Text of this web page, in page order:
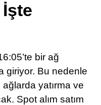
İşte
bir ağ
giriyor. Bu nedenle
yatırma ve
Spot alım satım